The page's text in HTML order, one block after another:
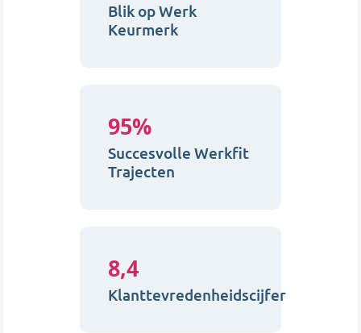
Blik op Werk
Keurmerk
95%
Succesvolle Werkfit
Trajecten
8,4
Klanttevredenheidscijfer